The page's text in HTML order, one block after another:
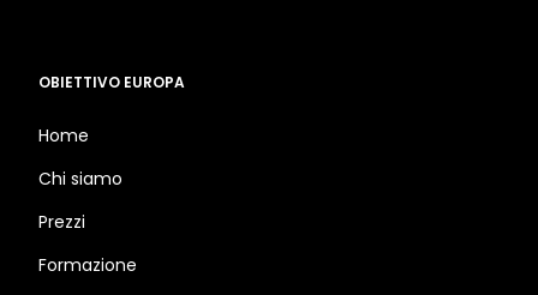
OBIETTIVO EUROPA
Home
Chi siamo
Prezzi
Formazione